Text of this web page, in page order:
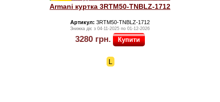
Знижка
60%
Armani куртка 3RTM50-TNBLZ-1712
Артикул: 3RTM50-TNBLZ-1712
Знижка діє з 04-11-2025 по 01-12-2026
3280 грн. Купити
L